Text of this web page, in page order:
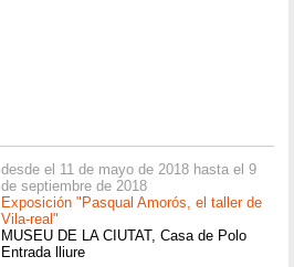
desde el 11 de mayo de 2018 hasta el 9
de septiembre de 2018
Exposición "Pasqual Amorós, el taller de
Vila-real"
MUSEU DE LA CIUTAT, Casa de Polo
Entrada lliure